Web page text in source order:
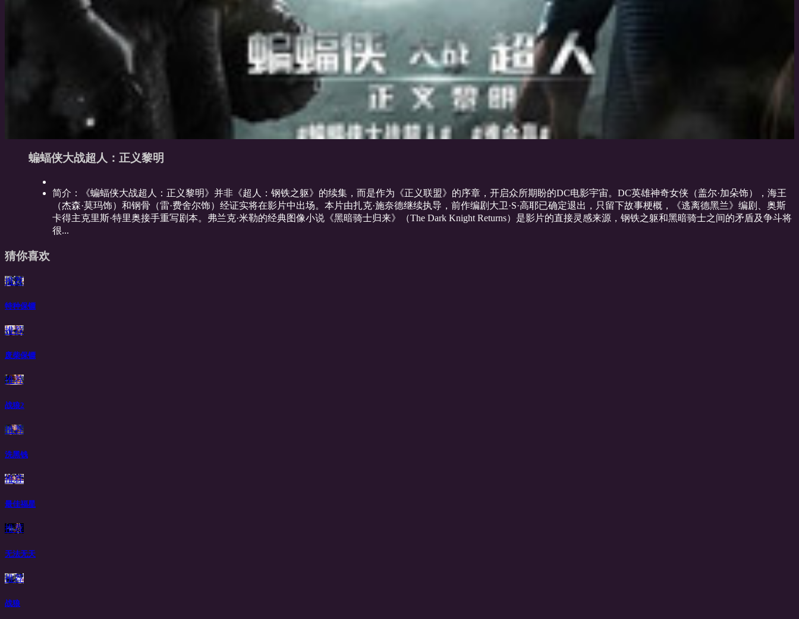
蝙蝠侠大战超人：正义黎明
简介：
《蝙蝠侠大战超人：正义黎明》并非《超人：钢铁之躯》的续集，而是作为《正义联盟》的序章，开启众所期盼的DC电影宇宙。DC英雄神奇女侠（盖尔·加朵饰），海王
（杰森·莫玛饰）和钢骨（雷·费舍尔饰）经证实将在影片中出场。本片由扎克·施奈德继续执导，前作编剧大卫·S·高耶已确定退出，只留下故事梗概，《逃离德黑兰》编剧、奥斯
卡得主克里斯·特里奥接手重写剧本。弗兰克·米勒的经典图像小说《黑暗骑士归来》（The Dark Knight Returns）是影片的直接灵感来源，钢铁之躯和黑暗骑士之间的矛盾及争斗将
很...
猜你喜欢
推荐
特种保镖
推荐
废柴保镖
推荐
战狼2
推荐
洗黑钱
推荐
最佳福星
推荐
无法无天
推荐
战狼